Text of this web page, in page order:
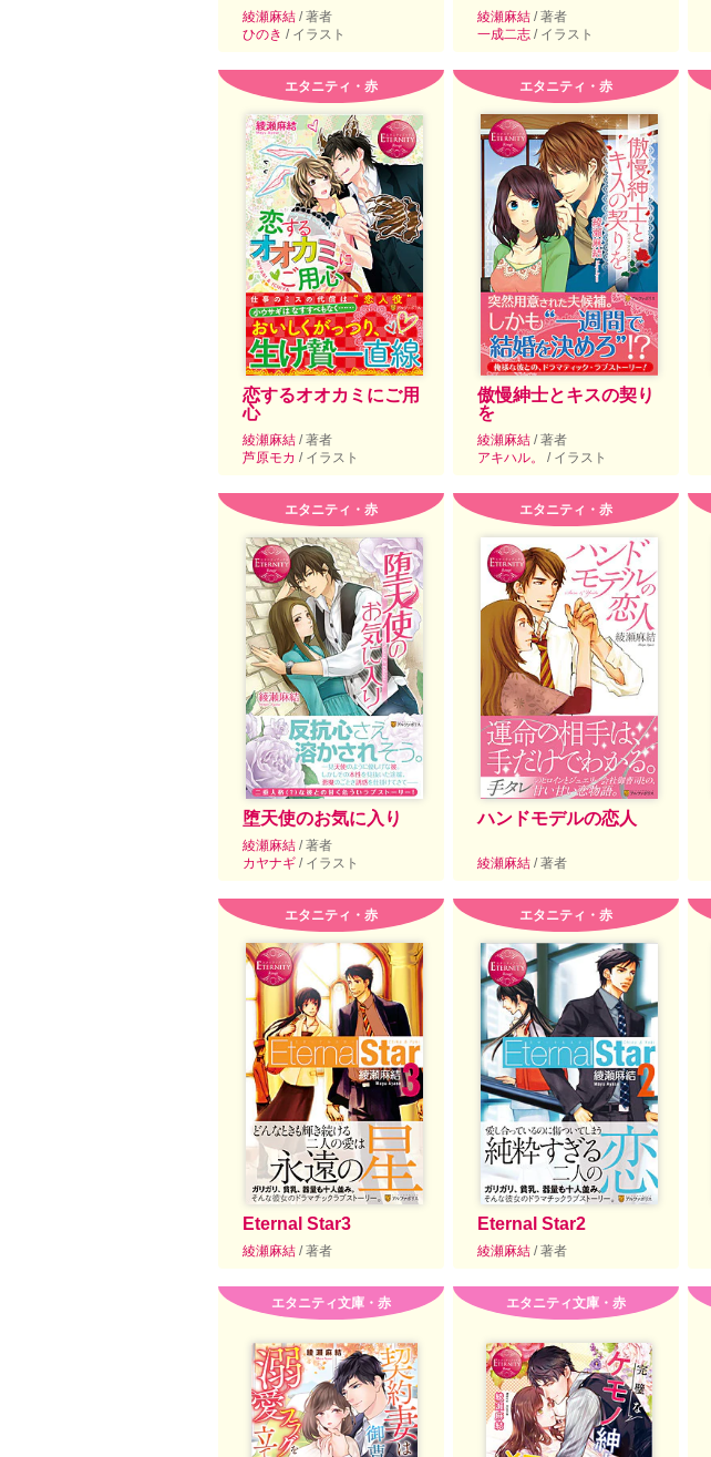
綾瀬麻結 / 著者
ひのき / イラスト
綾瀬麻結 / 著者
一成二志 / イラスト
エタニティ・赤
恋するオオカミにご用
心
綾瀬麻結 / 著者
芦原モカ / イラスト
エタニティ・赤
傲慢紳士とキスの契り
を
綾瀬麻結 / 著者
アキハル。 / イラスト
エタニティ・赤
堕天使のお気に入り
綾瀬麻結 / 著者
カヤナギ / イラスト
エタニティ・赤
ハンドモデルの恋人
綾瀬麻結 / 著者
エタニティ・赤
Eternal Star3
綾瀬麻結 / 著者
エタニティ・赤
Eternal Star2
綾瀬麻結 / 著者
エタニティ文庫・赤 エタニティ文庫・赤